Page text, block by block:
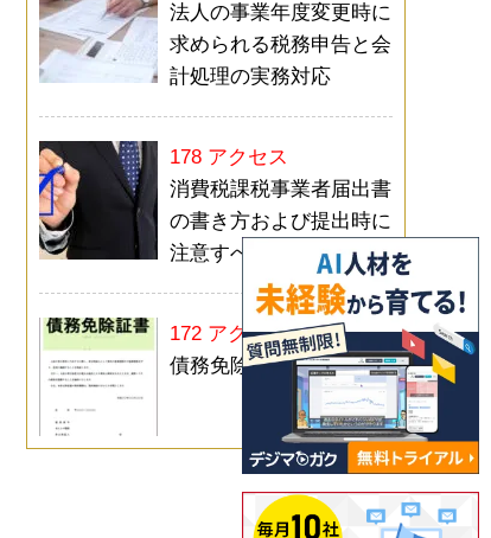
法人の事業年度変更時に
求められる税務申告と会
計処理の実務対応
178 アクセス
消費税課税事業者届出書
の書き方および提出時に
注意すべきポイント
172 アクセス
債務免除証書